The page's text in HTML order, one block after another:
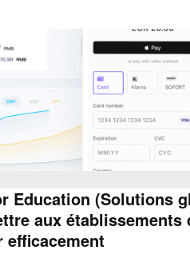
Education (Solutions
aux établissements
efficacement